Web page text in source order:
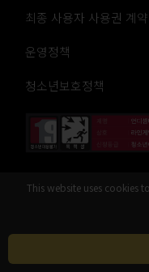
최종 사용자 사용권 계약
운영정책
청소년보호정책
라인게임즈 주식회사
© LINE Games
This website uses cookies